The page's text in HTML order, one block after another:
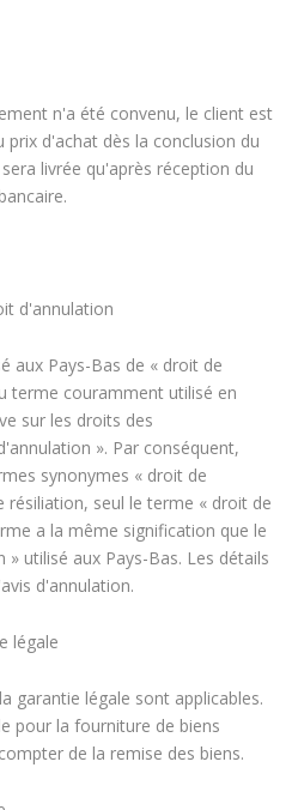
n'a été convenu, le client est
d'achat dès la conclusion du
livrée qu'après réception du
d'annulation
aux Pays-Bas de « droit de
terme couramment utilisé en
sur les droits des
». Par conséquent,
synonymes « droit de
résiliation, seul le terme « droit de
a la même signification que le
utilisé aux Pays-Bas. Les détails
d'annulation.
légale
garantie légale sont applicables.
pour la fourniture de biens
de la remise des biens.